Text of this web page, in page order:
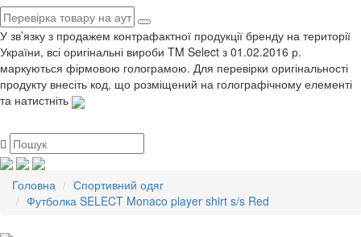
У зв’язку з продажем контрафактної продукції бренду на території
України, всі оригінальні вироби TM Select з 01.02.2016 р.
маркуються фірмовою голограмою. Для перевірки оригінальності
продукту внесіть код, що розміщений на голографічному елементі
та натистніть
Головна
Спортивний одяг
Футболка SELECT Monaco player shirt s/s Red